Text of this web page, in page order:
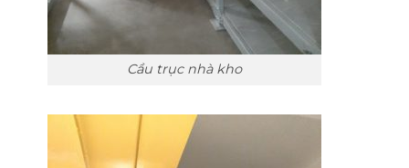
Cầu trục nhà kho